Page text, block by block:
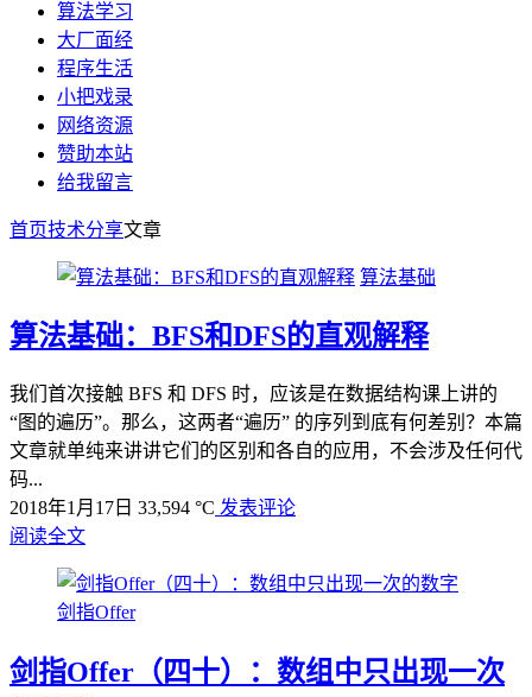
算法学习
大厂面经
程序生活
小把戏录
网络资源
赞助本站
给我留言
首页技术分享文章
算法基础
算法基础：BFS和DFS的直观解释
我们首次接触 BFS 和 DFS 时，应该是在数据结构课上讲的
“图的遍历”。那么，这两者“遍历” 的序列到底有何差别？本篇
文章就单纯来讲讲它们的区别和各自的应用，不会涉及任何代
码...
2018年1月17日 33,594 °C 发表评论
阅读全文
剑指Offer
剑指Offer（四十）：数组中只出现一次